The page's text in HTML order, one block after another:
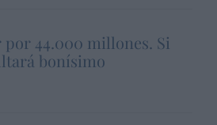
44.000 millones. Si
bonísimo